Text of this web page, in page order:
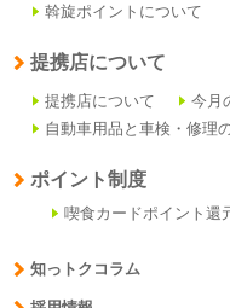
斡旋ポイントについて
提携店について
提携店について
今月
自動車用品と車検・修理
ポイント制度
喫食カードポイント還
知っトクコラム